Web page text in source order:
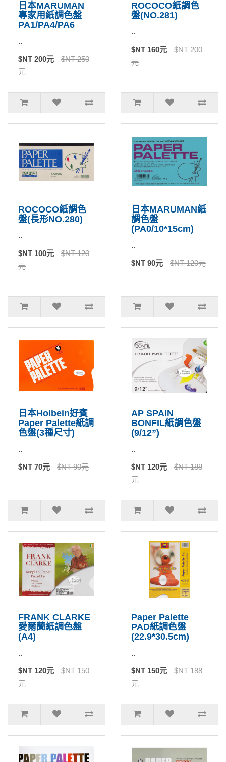
日本MARUMAN
專家用紙調色盤
PA1/PA4/PA6
..
$NT 200元
$NT 250
元
ROCOCO紙調色
盤(NO.281)
..
$NT 160元
$NT 200
元
ROCOCO紙調色
盤(長形NO.280)
..
$NT 100元
$NT 120
元
日本MARUMAN紙
調色盤
(PA0/10*15cm)
..
$NT 90元 $NT 120元
日本Holbein好賓
Paper Palette紙調
色盤(3種尺寸)
..
$NT 70元 $NT 90元
AP SPAIN
BONFIL紙調色盤
(9/12”)
..
$NT 120元
$NT 188
元
FRANK CLARKE
愛爾蘭紙調色盤
(A4)
..
$NT 120元
$NT 150
元
Paper Palette
PAD紙調色盤
(22.9*30.5cm)
..
$NT 150元
$NT 188
元